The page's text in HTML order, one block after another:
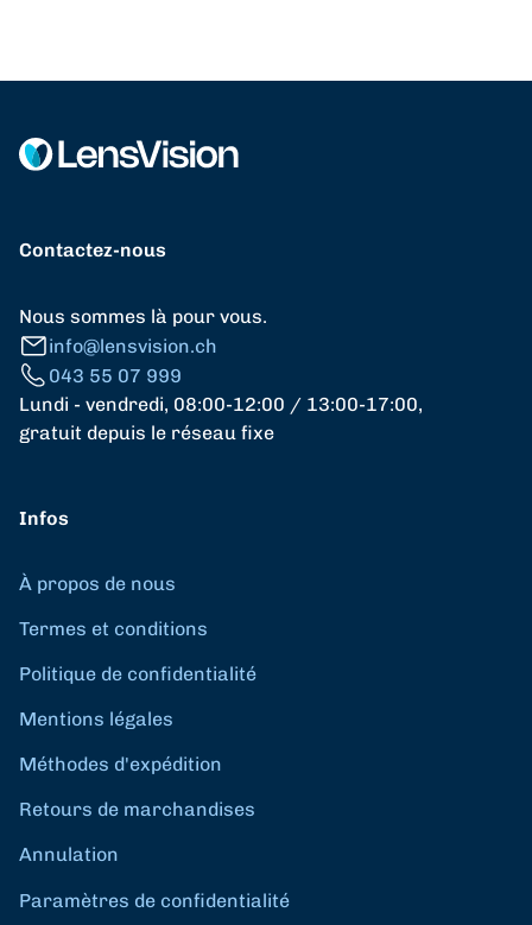
Contactez-nous
Nous sommes là pour vous.
info@lensvision.ch
043 55 07 999
Lundi - vendredi, 08:00-12:00 / 13:00-17:00,
gratuit depuis le réseau fixe
Infos
À propos de nous
Termes et conditions
Politique de confidentialité
Mentions légales
Méthodes d'expédition
Retours de marchandises
Annulation
Paramètres de confidentialité